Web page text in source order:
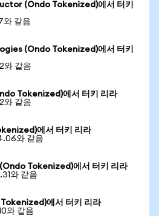
(Ondo Tokenized)에서 터키
와 같음
(Ondo Tokenized)에서 터키
와 같음
Tokenized)에서 터키 리라
와 같음
에서 터키 리라
와 같음
Tokenized)에서 터키 리라
와 같음
에서 터키 리라
와 같음